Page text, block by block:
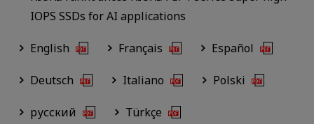
IOPS SSDs for AI applications
English Français Español
Deutsch Italiano Polski
русский Türkçe